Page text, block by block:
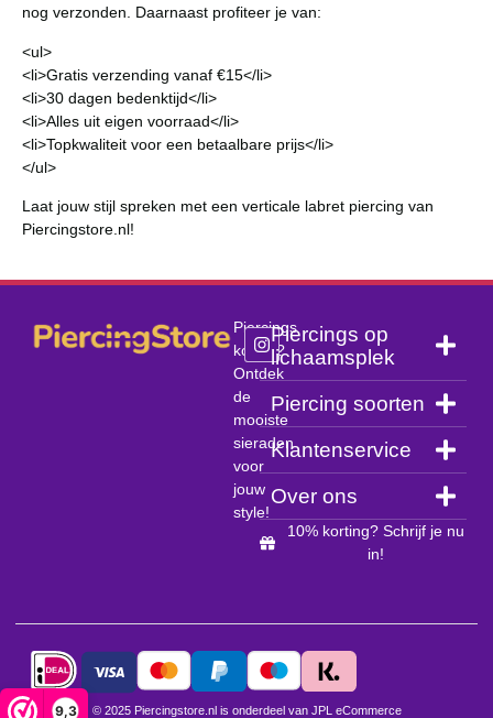
9,3
nog verzonden. Daarnaast profiteer je van:
<ul>
<li>Gratis verzending vanaf €15</li>
<li>30 dagen bedenktijd</li>
<li>Alles uit eigen voorraad</li>
<li>Topkwaliteit voor een betaalbare prijs</li>
</ul>
Laat jouw stijl spreken met een verticale labret piercing van
Piercingstore.nl!
Piercings
kopen?
Ontdek
de
mooiste
sieraden
voor
jouw
style!
Piercings op
lichaamsplek
Piercing soorten
Klantenservice
Over ons
10% korting? Schrijf je nu
in!
© 2025 Piercingstore.nl is onderdeel van JPL eCommerce